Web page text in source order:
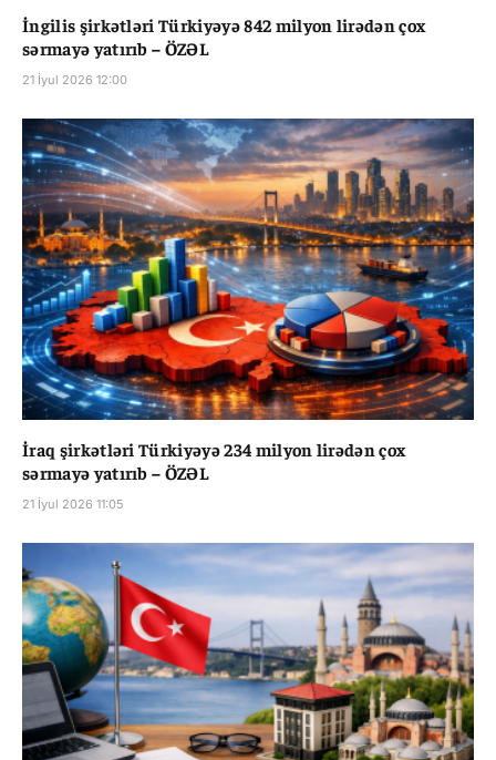
İngilis şirkətləri Türkiyəyə 842 milyon lirədən çox
sərmayə yatırıb – ÖZƏL
21 İyul 2026 12:00
İraq şirkətləri Türkiyəyə 234 milyon lirədən çox
sərmayə yatırıb – ÖZƏL
21 İyul 2026 11:05